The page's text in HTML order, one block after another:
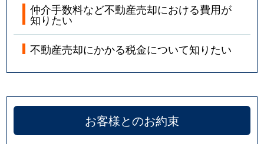
仲介手数料など不動産売却における費用が
知りたい
不動産売却にかかる税金について知りたい
お客様とのお約束